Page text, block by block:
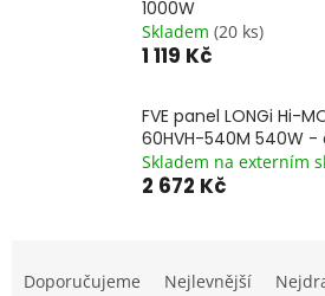
1000W
Skladem (20 ks)
1 119 Kč
FVE panel LONGi Hi-
60HVH-540M 540W -
Skladem na externím
2 672 Kč
aDoporučujeme Nejlevnější